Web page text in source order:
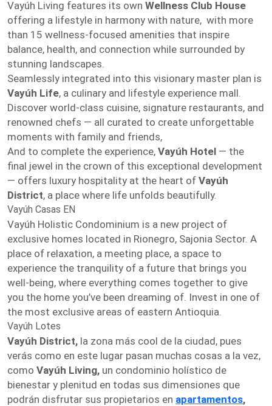
Vayúh Living features its own Wellness Club House
offering a lifestyle in harmony with nature, with more
than 15 wellness-focused amenities that inspire
balance, health, and connection while surrounded by
stunning landscapes.
Seamlessly integrated into this visionary master plan is
Vayúh Life, a culinary and lifestyle experience mall.
Discover world-class cuisine, signature restaurants, and
renowned chefs — all curated to create unforgettable
moments with family and friends,
And to complete the experience, Vayúh Hotel — the
final jewel in the crown of this exceptional development
— offers luxury hospitality at the heart of Vayúh
District, a place where life unfolds beautifully.
Vayúh Casas EN
Vayúh Holistic Condominium is a new project of
exclusive homes located in Rionegro, Sajonia Sector. A
place of relaxation, a meeting place, a space to
experience the tranquility of a future that brings you
well-being, where everything comes together to give
you the home you’ve been dreaming of. Invest in one of
the most exclusive areas of eastern Antioquia.
Vayúh Lotes
Vayúh District, la zona más cool de la ciudad, pues
verás como en este lugar pasan muchas cosas a la vez,
como Vayúh Living, un condominio holístico de
bienestar y plenitud en todas sus dimensiones que
podrán disfrutar sus propietarios en apartamentos,